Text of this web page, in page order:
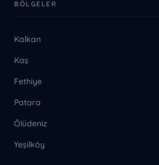
BÖLGELER
Kalkan
Kaş
Fethiye
Patara
Ölüdeniz
Yeşilköy